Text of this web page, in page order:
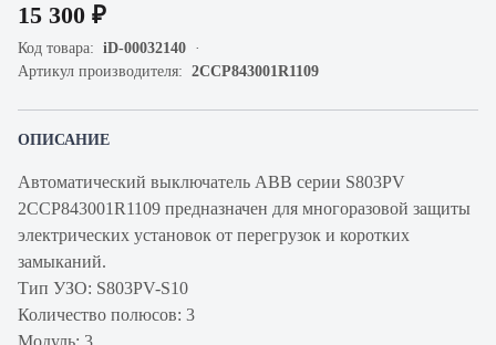
15 300 ₽
Код товара: iD-00032140
Артикул производителя: 2CCP843001R1109
ОПИСАНИЕ
Автоматический выключатель ABB серии S803PV
2CCP843001R1109 предназначен для многоразовой защиты
электрических установок от перегрузок и коротких
замыканий.
Тип УЗО: S803PV-S10
Количество полюсов: 3
Модуль: 3